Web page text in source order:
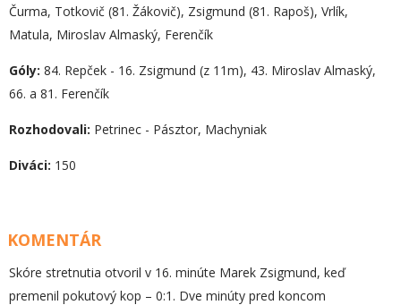
Čurma, Totkovič (81. Žákovič), Zsigmund (81. Rapoš), Vrlík,
Matula, Miroslav Almaský, Ferenčík
Góly: 84. Repček - 16. Zsigmund (z 11m), 43. Miroslav Almaský,
66. a 81. Ferenčík
Rozhodovali: Petrinec - Pásztor, Machyniak
Diváci: 150
KOMENTÁR
Skóre stretnutia otvoril v 16. minúte Marek Zsigmund, keď
premenil pokutový kop – 0:1. Dve minúty pred koncom